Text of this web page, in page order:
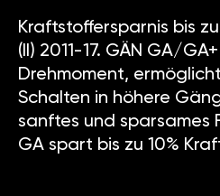
Kraftstoffersparnis bis zu
(II) 2011-17. GÄN GA/
Drehmoment,
Schalten in höhere
sanftes und sparsames
GA spart bis zu 10%